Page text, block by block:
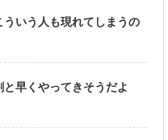
ういう人も現れてしまうの
と早くやってきそうだよ